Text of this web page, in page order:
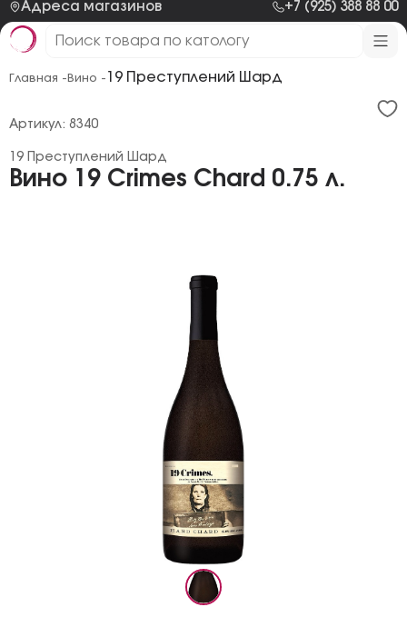
Адреса магазинов +7 (925) 388 88 00
Главная - Вино - 19 Преступлений Шард
Вино 19 Crimes Chard 0.75 л.
19 Преступлений Шард
Артикул: 8340